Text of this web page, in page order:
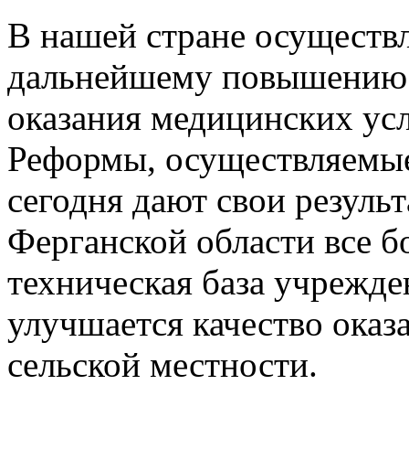
В нашей стране
дальнейшему повышению
оказания медицинских
Реформы,
сегодня дают свои
Ферганской области все
техническая база
улучшается качество
сельской местности.